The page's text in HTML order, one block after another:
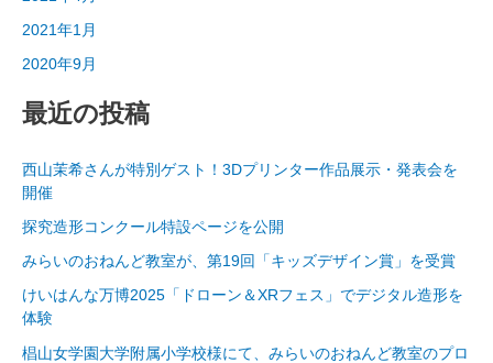
2021年1月
2020年9月
最近の投稿
西山茉希さんが特別ゲスト！3Dプリンター作品展示・発表会を
開催
探究造形コンクール特設ページを公開
みらいのおねんど教室が、第19回「キッズデザイン賞」を受賞
けいはんな万博2025「ドローン＆XRフェス」でデジタル造形を
体験
椙山女学園大学附属小学校様にて、みらいのおねんど教室のプロ